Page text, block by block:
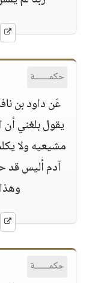
حكمــــــة
عَن داود بن
يقول بلغني
مشيعيه ولا
آدم أليس
حكمــــــة